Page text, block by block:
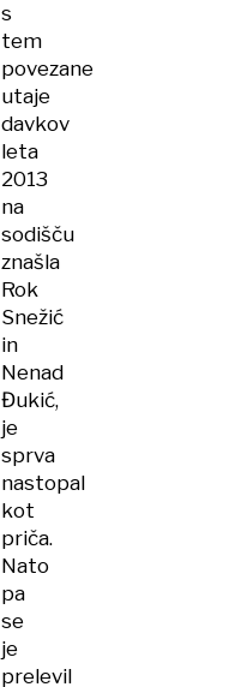
s
tem
povezane
utaje
davkov
leta
2013
na
sodišču
znašla
Rok
Snežić
in
Nenad
Đukić,
je
sprva
nastopal
kot
priča.
Nato
pa
se
je
prelevil